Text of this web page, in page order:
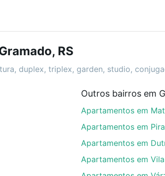
piscina, academia, salão de festas
envolvidos no processo de compra,
segurança e conforto. Loft, com você
RS
duplex, triplex, garden, studio,
Outros bairros em
Apartamentos em
Apartamentos em
Apartamentos em
Apartamentos em